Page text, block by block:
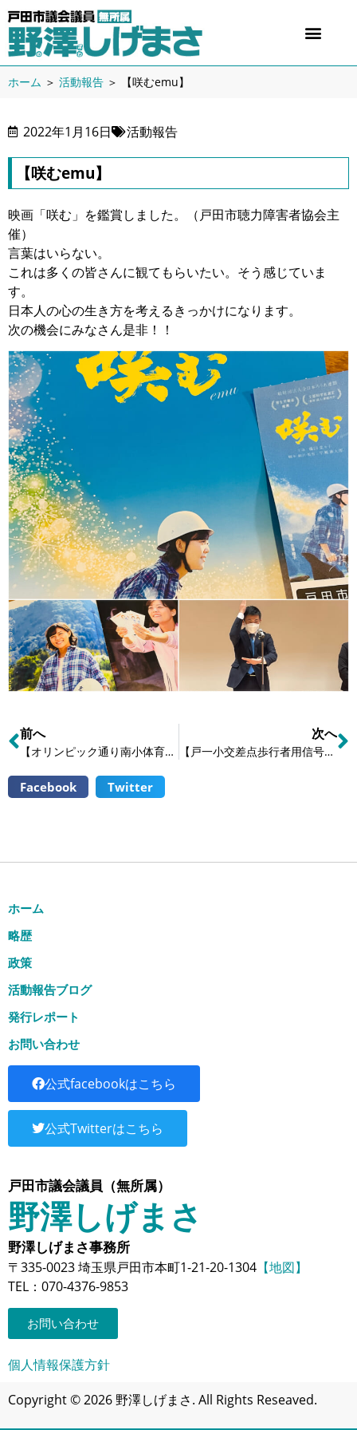
ホーム ＞ 活動報告 ＞ 【咲むemu】
2022年1月16日 活動報告
【咲むemu】
映画「咲む」を鑑賞しました。（戸田市聴力障害者協会主
催）
言葉はいらない。
これは多くの皆さんに観てもらいたい。そう感じていま
す。
日本人の心の生き方を考えるきっかけになります。
次の機会にみなさん是非！！
前へ
【オリンピック通り南小体育館付近の枯葉除去】
次へ
【戸一小交差点歩行者用信号機が設置見込み】
Facebook Twitter
ホーム
略歴
政策
活動報告ブログ
発行レポート
お問い合わせ
公式facebookはこちら
公式Twitterはこちら
戸田市議会議員（無所属）
野澤しげまさ
野澤しげまさ事務所
〒335-0023 埼玉県戸田市本町1-21-20-1304 【地図】
TEL：070-4376-9853
お問い合わせ
個人情報保護方針
Copyright © 2026 野澤しげまさ. All Rights Reseaved.